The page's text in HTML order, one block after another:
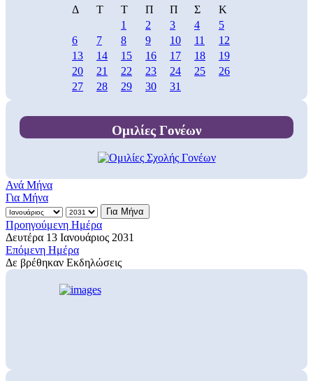
Δ
Τ Τ Π Π Σ
Κ
1
2 3 4
5
6
7 8 9 10 11
12
13
14 15 16 17 18
19
20
21 22 23 24 25
26
27
28 29 30 31
Ομιλίες Γονέων
Ανά Μήνα
Για Μήνα
Για Μήνα
Προηγούμενη Ημέρα
Δευτέρα 13 Ιανουάριος 2031
Επόμενη Ημέρα
Δε βρέθηκαν Εκδηλώσεις